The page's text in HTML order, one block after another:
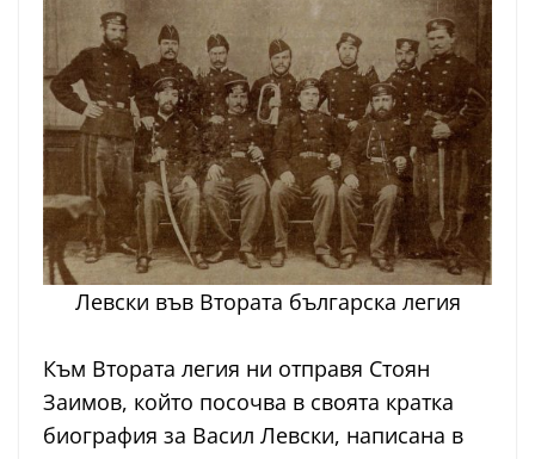
Левски във Втората българска легия
Към Втората легия ни отправя Стоян
Заимов, който посочва в своята кратка
биография за Васил Левски, написана в